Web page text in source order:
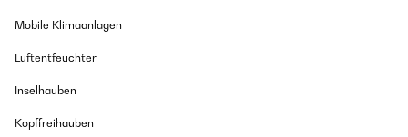
Mobile Klimaanlagen
Luftentfeuchter
Inselhauben
Kopffreihauben